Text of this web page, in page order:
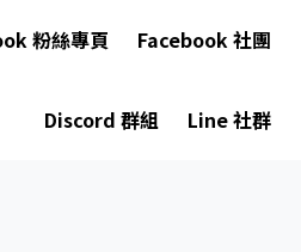
粉絲專頁 Facebook 社團
Discord 群組 Line 社群